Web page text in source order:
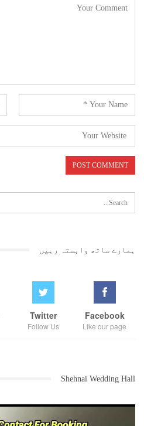
ہمارے ساتھ وابستہ رہیں
Facebook
Like our page
Twitter
Follow Us
Shehnai Wedding Hall